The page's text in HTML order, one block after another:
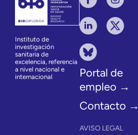
Instituto de
investigación
sanitaria de
excelencia, referencia
a nivel nacional e
internacional
Portal de
empleo →
Contacto →
AVISO LEGAL